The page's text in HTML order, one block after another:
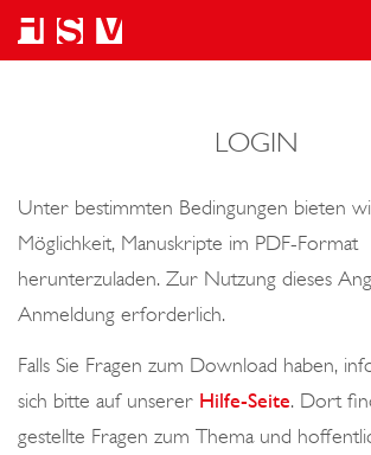
LOGIN
Unter bestimmten Bedingungen bieten
Möglichkeit, Manuskripte im PDF-Format
herunterzuladen. Zur Nutzung dieses
Anmeldung erforderlich.
Falls Sie Fragen zum Download haben,
sich bitte auf unserer Hilfe-Seite. Dort
gestellte Fragen zum Thema und